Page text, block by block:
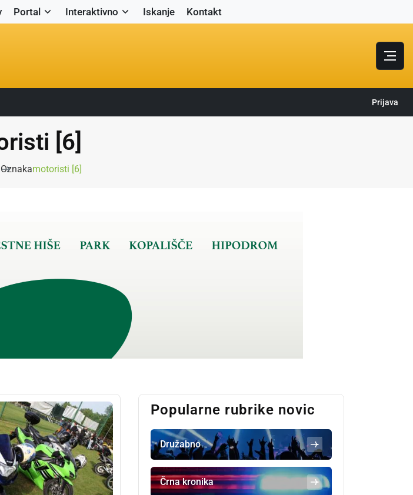
Portal Interaktivno Iskanje Kontakt
Prijava
[6]
Oznakamotoristi [6]
Popularne rubrike novic
Družabno
Črna kronika